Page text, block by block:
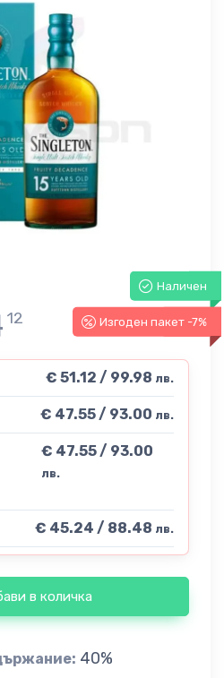
Наличен
-7%
Изгоден пакет -7%
12
€ 51.12 / 99.98 лв.
€ 47.55 / 93.00 лв.
€ 47.55 / 93.00
лв.
€ 45.24 / 88.48 лв.
в количка
40%